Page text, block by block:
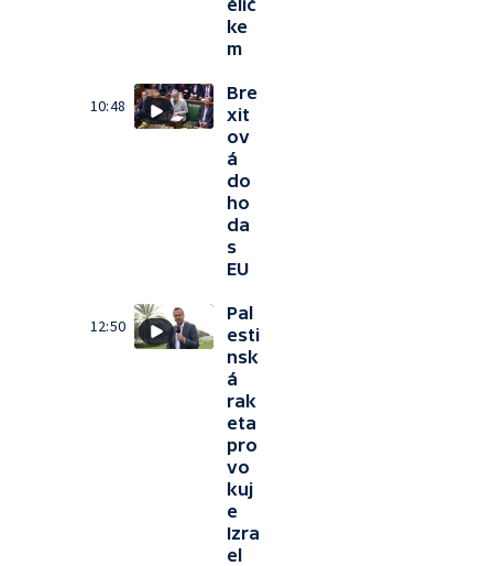
ělíč
ke
m
10:48
Bre
xit
ov
á
do
ho
da
s
EU
12:50
Pal
esti
nsk
á
rak
eta
pro
vo
kuj
e
Izra
el